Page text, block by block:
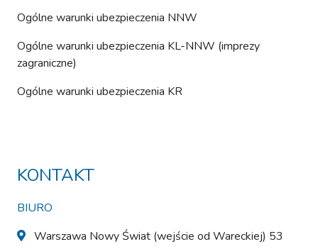
Ogólne warunki ubezpieczenia NNW
Ogólne warunki ubezpieczenia KL-NNW (imprezy
zagraniczne)
Ogólne warunki ubezpieczenia KR
KONTAKT
BIURO
Warszawa Nowy Świat (wejście od Wareckiej) 53